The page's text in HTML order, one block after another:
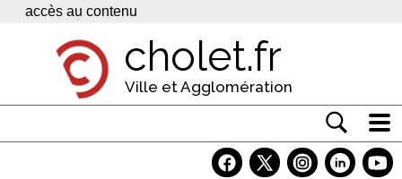
Panneau de gestion des cookies
accès au contenu
cholet.fr
Ville et Agglomération